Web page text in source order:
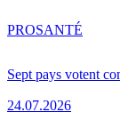
Sept pays votent
24.07.2026
PROSANTÉ